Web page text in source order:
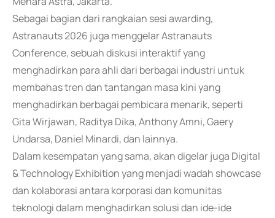
Sebagai bagian dari rangkaian sesi awarding,
Astranauts 2026 juga menggelar Astranauts
Conference, sebuah diskusi interaktif yang
menghadirkan para ahli dari berbagai industri untuk
membahas tren dan tantangan masa kini yang
menghadirkan berbagai pembicara menarik, seperti
Gita Wirjawan, Raditya Dika, Anthony Amni, Gaery
Undarsa, Daniel Minardi, dan lainnya.
Dalam kesempatan yang sama, akan digelar juga Digital
& Technology Exhibition yang menjadi wadah showcase
dan kolaborasi antara korporasi dan komunitas
teknologi dalam menghadirkan solusi dan ide-ide